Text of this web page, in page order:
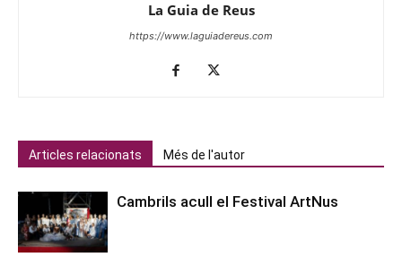
La Guia de Reus
https://www.laguiadereus.com
Articles relacionats Més de l'autor
Cambrils acull el Festival ArtNus